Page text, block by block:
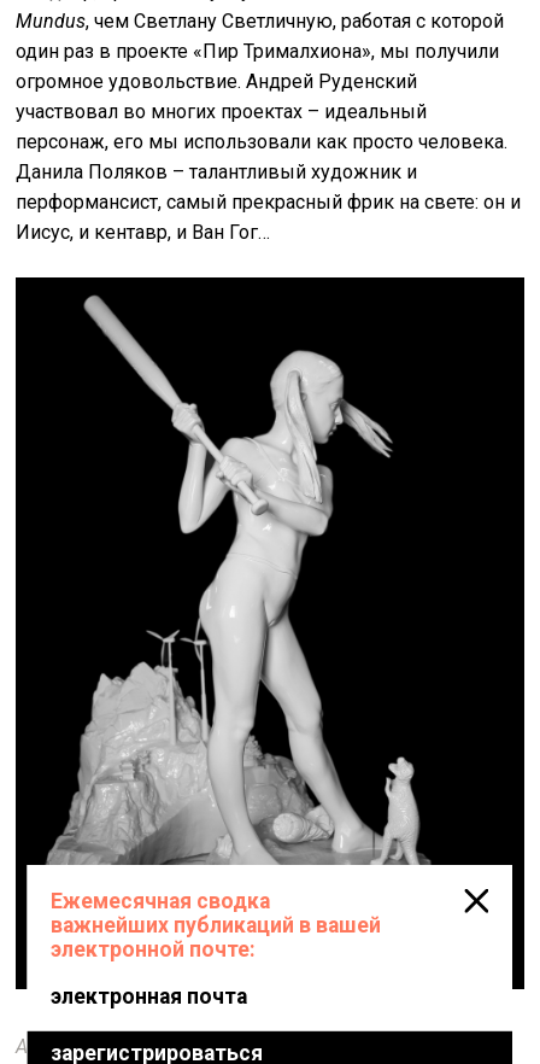
Mundus, чем Светлану Светличную, работая с которой
один раз в проекте «Пир Трималхиона», мы получили
огромное удовольствие. Андрей Руденский
участвовал во многих проектах – идеальный
персонаж, его мы использовали как просто человека.
Данила Поляков – талантливый художник и
перформансист, самый прекрасный фрик на свете: он и
Иисус, и кентавр, и Ван Гог…
AES+F.Последнее восстание. Девушка с битой.